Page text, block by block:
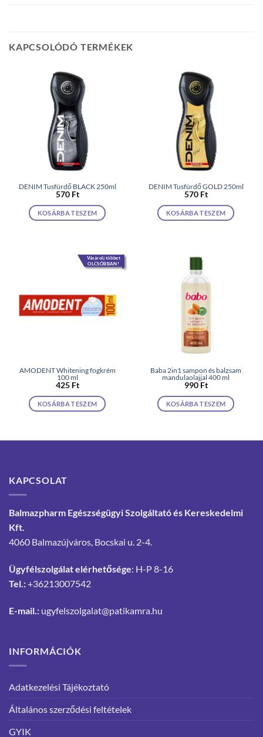
KAPCSOLÓDÓ TERMÉKEK
DENIM Tusfürdő BLACK 250ml
570 Ft
KOSÁRBA TESZEM
DENIM Tusfürdő GOLD 250ml
570 Ft
KOSÁRBA TESZEM
Vásárolj többet
OLCSÓBBAN!
AMODENT Whitening fogkrém
100 ml
425 Ft
KOSÁRBA TESZEM
Baba 2in1 sampon és balzsam
mandulaolajjal 400 ml
990 Ft
KOSÁRBA TESZEM
KAPCSOLAT
Balmazpharm Egészségügyi Szolgáltató és Kereskedelmi
Kft.
4060 Balmazújváros, Bocskai u. 2-4.
Ügyfélszolgálat elérhetősége: H-P 8-16
Tel.:+36213007542
E-mail.: ugyfelszolgalat@patikamra.hu
INFORMÁCIÓK
Adatkezelési Tájékoztató
Általános szerződési feltételek
GYIK